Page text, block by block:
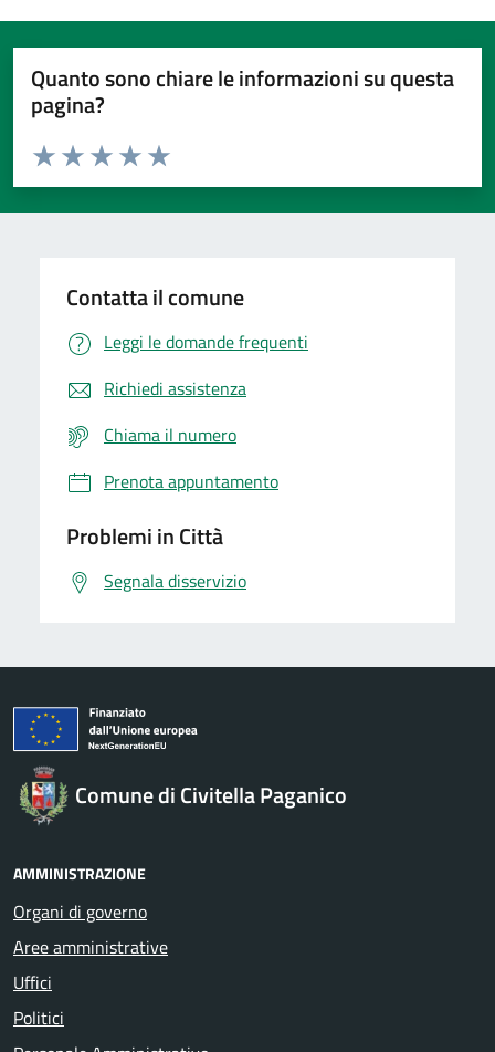
Quanto sono chiare le informazioni su questa
pagina?
Domanda
Valuta da 1 a 5 stelle la pagina
Valuta 5 stelle su 5
Valuta 4 stelle su 5
Valuta 3 stelle su 5
Valuta 2 stelle su 5
Valuta 1 stelle su 5
Contatta il comune
Leggi le domande frequenti
Richiedi assistenza
Chiama il numero
Prenota appuntamento
Problemi in Città
Segnala disservizio
Comune di Civitella Paganico
AMMINISTRAZIONE
Organi di governo
Aree amministrative
Uffici
Politici